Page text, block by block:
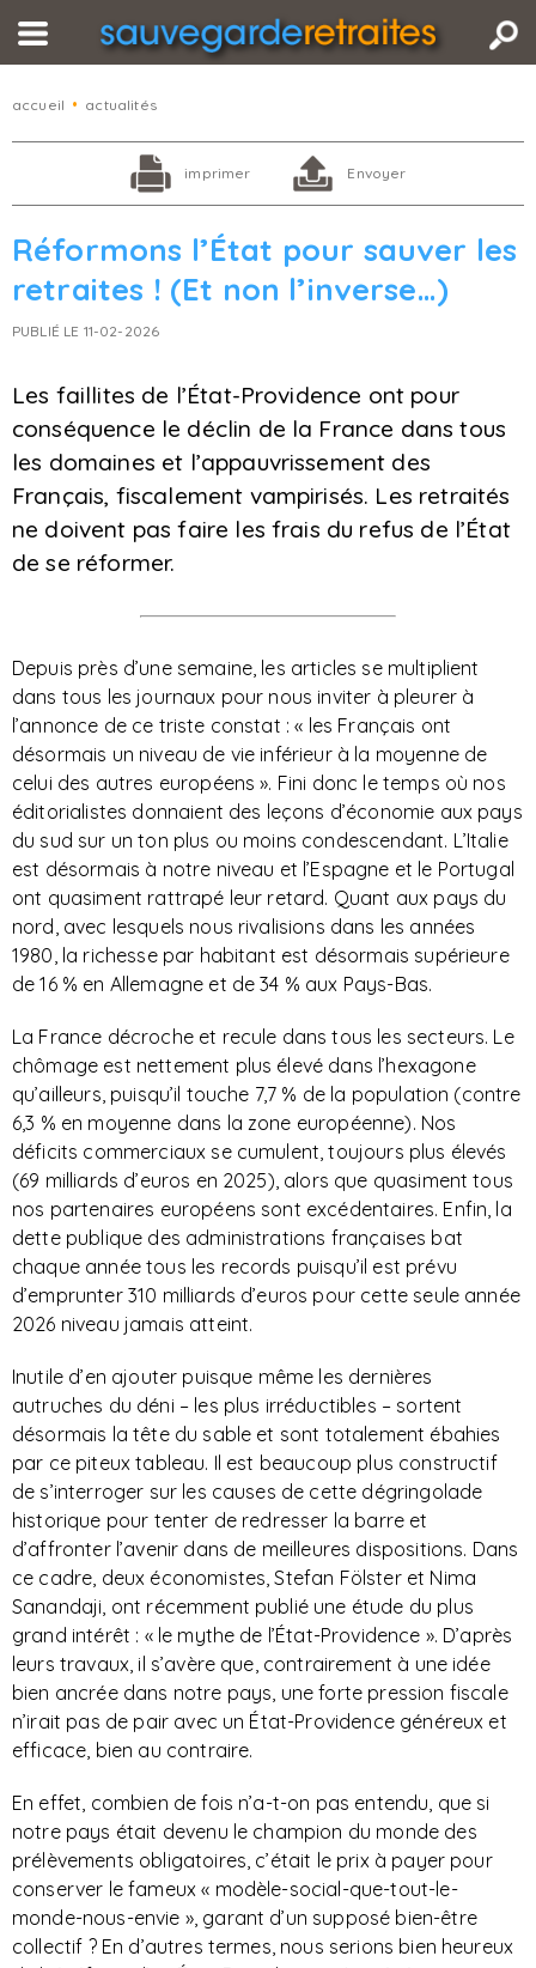
accueil • actualités
imprimer Envoyer
Réformons l’État pour sauver les
retraites ! (Et non l’inverse…)
PUBLIÉ LE 11-02-2026
Les faillites de l’État-Providence ont pour
conséquence le déclin de la France dans tous
les domaines et l’appauvrissement des
Français, fiscalement vampirisés. Les retraités
ne doivent pas faire les frais du refus de l’État
de se réformer.
Depuis près d’une semaine, les articles se multiplient
dans tous les journaux pour nous inviter à pleurer à
l’annonce de ce triste constat : « les Français ont
désormais un niveau de vie inférieur à la moyenne de
celui des autres européens ». Fini donc le temps où nos
éditorialistes donnaient des leçons d’économie aux pays
du sud sur un ton plus ou moins condescendant. L’Italie
est désormais à notre niveau et l’Espagne et le Portugal
ont quasiment rattrapé leur retard. Quant aux pays du
nord, avec lesquels nous rivalisions dans les années
1980, la richesse par habitant est désormais supérieure
de 16 % en Allemagne et de 34 % aux Pays-Bas.
La France décroche et recule dans tous les secteurs. Le
chômage est nettement plus élevé dans l’hexagone
qu’ailleurs, puisqu’il touche 7,7 % de la population (contre
6,3 % en moyenne dans la zone européenne). Nos
déficits commerciaux se cumulent, toujours plus élevés
(69 milliards d’euros en 2025), alors que quasiment tous
nos partenaires européens sont excédentaires. Enfin, la
dette publique des administrations françaises bat
chaque année tous les records puisqu’il est prévu
d’emprunter 310 milliards d’euros pour cette seule année
2026 niveau jamais atteint.
Inutile d’en ajouter puisque même les dernières
autruches du déni – les plus irréductibles – sortent
désormais la tête du sable et sont totalement ébahies
par ce piteux tableau. Il est beaucoup plus constructif
de s’interroger sur les causes de cette dégringolade
historique pour tenter de redresser la barre et
d’affronter l’avenir dans de meilleures dispositions. Dans
ce cadre, deux économistes, Stefan Fölster et Nima
Sanandaji, ont récemment publié une étude du plus
grand intérêt : « le mythe de l’État-Providence ». D’après
leurs travaux, il s’avère que, contrairement à une idée
bien ancrée dans notre pays, une forte pression fiscale
n’irait pas de pair avec un État-Providence généreux et
efficace, bien au contraire.
En effet, combien de fois n’a-t-on pas entendu, que si
notre pays était devenu le champion du monde des
prélèvements obligatoires, c’était le prix à payer pour
conserver le fameux « modèle-social-que-tout-le-
monde-nous-envie », garant d’un supposé bien-être
collectif ? En d’autres termes, nous serions bien heureux